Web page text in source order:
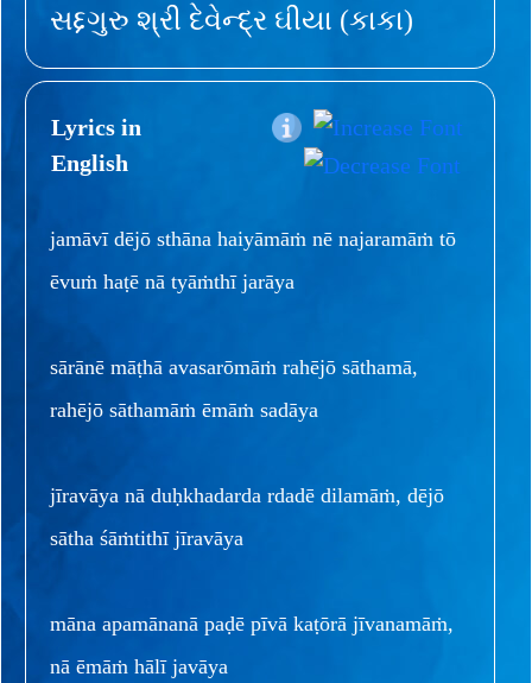
સદ્દગુરુ શ્રી દેવેન્દ્ર ઘીયા (કાકા)
Lyrics in
English
jamāvī dējō sthāna haiyāmāṁ nē najaramāṁ tō
ēvuṁ haṭē nā tyāṁthī jarāya
sārānē māṭhā avasarōmāṁ rahējō sāthamā,
rahējō sāthamāṁ ēmāṁ sadāya
jīravāya nā duḥkhadarda rdadē dilamāṁ, dējō
sātha śāṁtithī jīravāya
māna apamānanā paḍē pīvā kaṭōrā jīvanamāṁ,
nā ēmāṁ hālī javāya